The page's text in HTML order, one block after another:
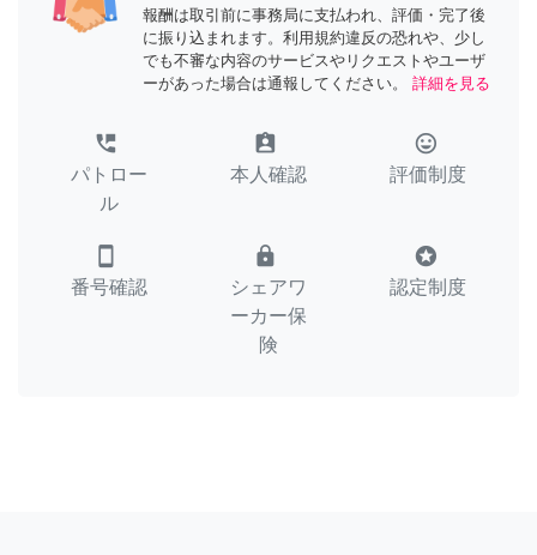
報酬は取引前に事務局に支払われ、評価・完了後
に振り込まれます。利用規約違反の恐れや、少し
でも不審な内容のサービスやリクエストやユーザ
ーがあった場合は通報してください。
詳細を見る
perm_phone_msg
パトロー
ル
assignment_ind
本人確認
tag_faces
評価制度
smartphone
番号確認
lock
シェアワ
ーカー保
険
stars
認定制度